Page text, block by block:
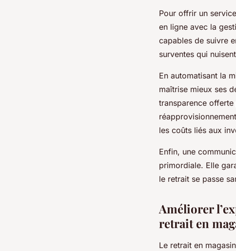
Pour offrir un
en ligne avec la
capables de suivre
surventes qui
En automatisant la
maîtrise mieux ses
transparence offerte
les coûts liés aux
Enfin, une
primordiale. Elle
le retrait se passe
Améliorer
retrait en
Le retrait en